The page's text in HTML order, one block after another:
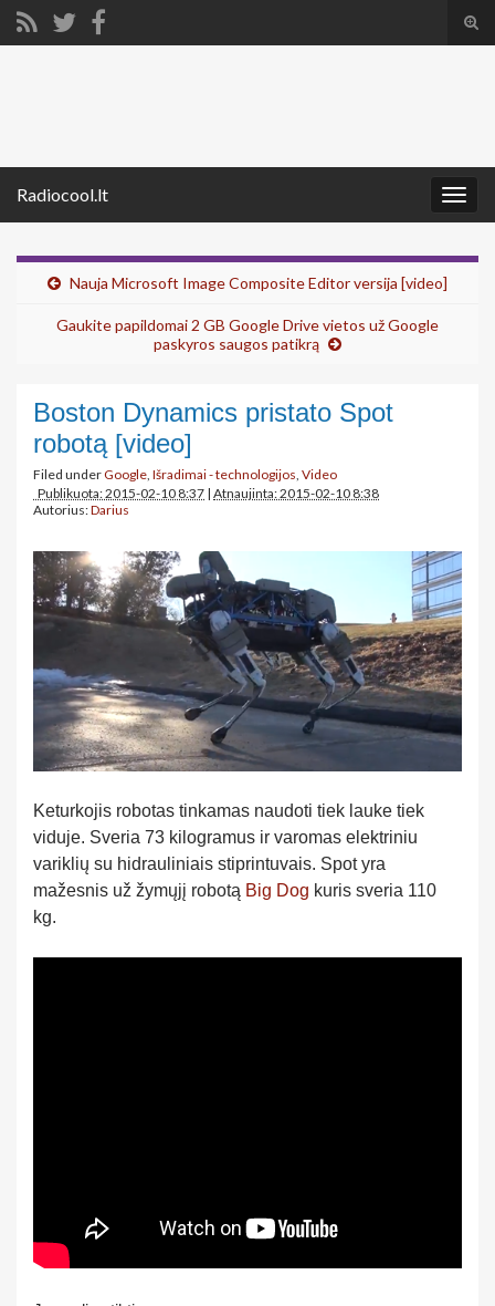
Radiocool.lt
Nauja Microsoft Image Composite Editor versija [video]
Gaukite papildomai 2 GB Google Drive vietos už Google
paskyros saugos patikrą
Boston Dynamics pristato Spot
robotą [video]
Filed underGoogle, Išradimai - technologijos, Video
Publikuota: 2015-02-10 8:37 | Atnaujinta: 2015-02-10 8:38
Autorius:Darius
Keturkojis robotas tinkamas naudoti tiek lauke tiek
viduje. Sveria 73 kilogramus ir varomas elektriniu
variklių su hidrauliniais stiprintuvais. Spot yra
mažesnis už žymųjį robotą Big Dog kuris sveria 110
kg.